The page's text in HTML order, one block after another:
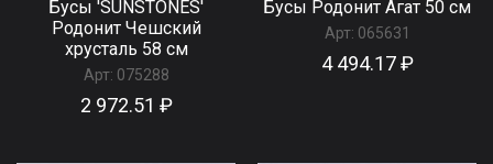
Бусы 'SUNSTONES'
Родонит Чешский
хрусталь 58 см
Арт: 075288
2 972.51 ₽
Бусы Родонит Агат 50 см
Арт: 065631
4 494.17 ₽